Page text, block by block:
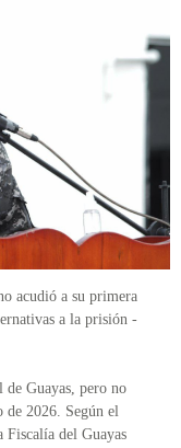
acudió a su primera
a la prisión -
de Guayas, pero no
de 2026. Según el
del Guayas